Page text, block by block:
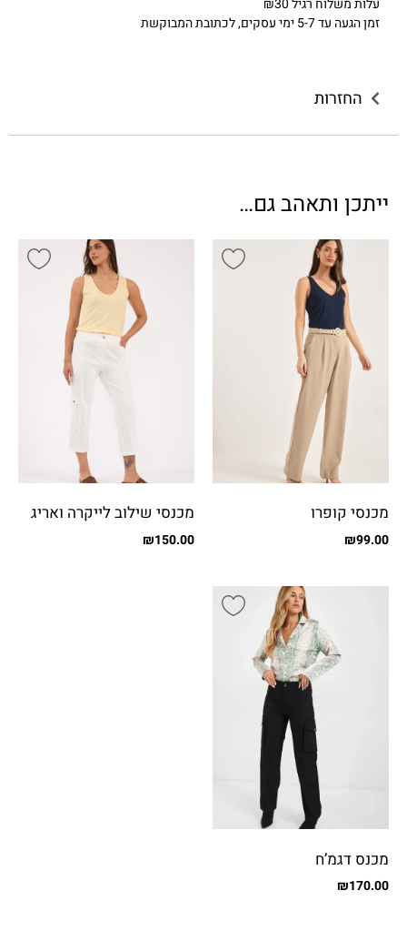
זמן הגעה עד 5-7 ימי עסקים, לכתובת המבוקשת
החזרות
ייתכן ותאהב גם…
מכנסי קופרו
₪99.00
מכנסי שילוב לייקרה ואריג
עם כיסים
₪150.00
מכנס דגמ’ח
₪170.00